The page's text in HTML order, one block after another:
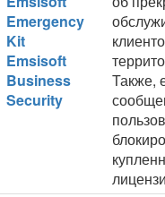
Emergency
Kit
Emsisoft
Business
Security
Также,